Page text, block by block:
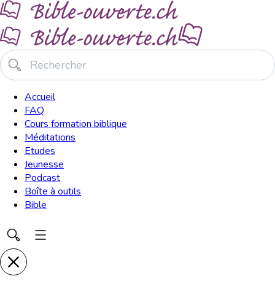
Accueil
FAQ
Cours formation biblique
Méditations
Etudes
Jeunesse
Podcast
Boîte à outils
Bible